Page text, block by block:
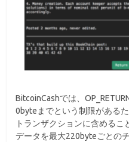
BitcoinCashでは、
0byteまでという制限がある
トランザクションに含める
データを最大220byteごとの